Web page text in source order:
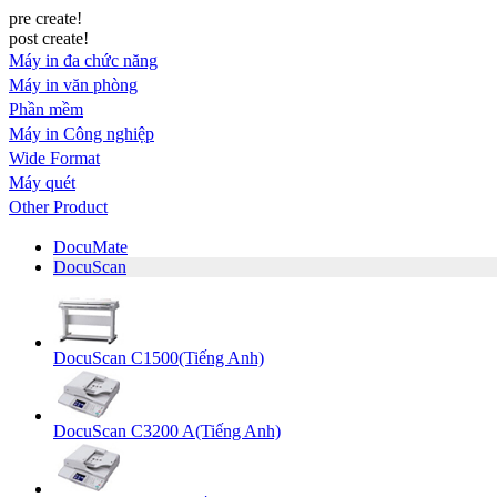
pre create!
post create!
Máy in đa chức năng
Máy in văn phòng
Phần mềm
Máy in Công nghiệp
Wide Format
Máy quét
Other Product
DocuMate
DocuScan
DocuScan C1500(Tiếng Anh)
DocuScan C3200 A(Tiếng Anh)